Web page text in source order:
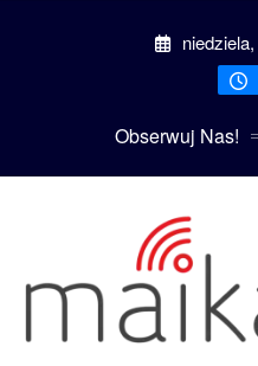
Obserwuj Nas!